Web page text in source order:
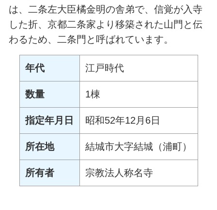
は、二条左大臣橘金明の舎弟で、信覚が入寺
した折、京都二条家より移築された山門と伝
わるため、二条門と呼ばれています。
年代 江戸時代
数量 1棟
指定年月日 昭和52年12月6日
所在地 結城市大字結城（浦町）
所有者 宗教法人称名寺